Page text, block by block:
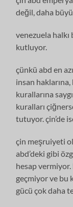
değil, daha
venezuela halkı
kutluyor.
çünkü abd en
insan haklarına,
kurallarına
kuralları
tutuyor. çin’de
çin meşruiyeti
abd’deki gibi
hesap vermiyor.
geçmiyor ve bu
gücü çok daha